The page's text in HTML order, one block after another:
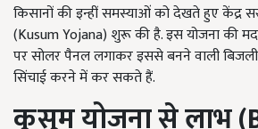
किसानों की इन्हीं समस्याओं को देखते हुए केंद्र
(Kusum Yojana) शुरू की है. इस योजना की
पर सोलर पैनल लगाकर इससे बनने वाली
सिंचाई करने में कर सकते हैं.
कुसुम योजना से लाभ